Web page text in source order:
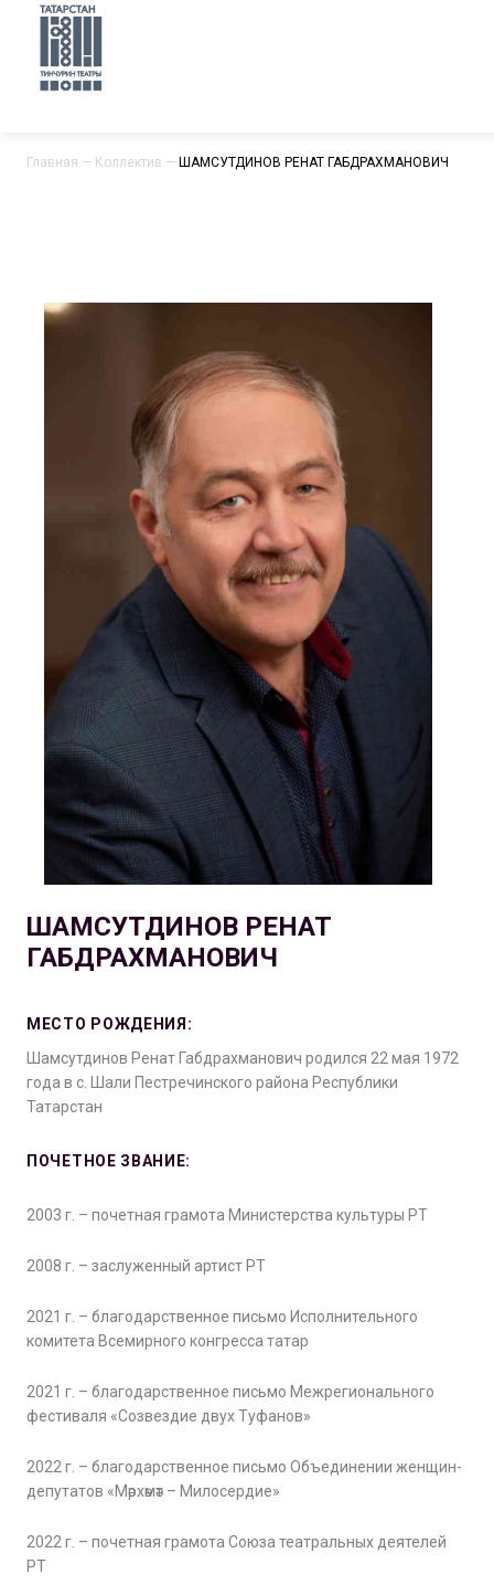
Главная — Коллектив — ШАМСУТДИНОВ РЕНАТ ГАБДРАХМАНОВИЧ
ШАМСУТДИНОВ РЕНАТ
ГАБДРАХМАНОВИЧ
МЕСТО РОЖДЕНИЯ:
Шамсутдинов Ренат Габдрахманович родился 22 мая 1972
года в с. Шали Пестречинского района Республики
Татарстан
ПОЧЕТНОЕ ЗВАНИЕ:
2003 г. – почетная грамота Министерства культуры РТ
2008 г. – заслуженный артист РТ
2021 г. – благодарственное письмо Исполнительного
комитета Всемирного конгресса татар
2021 г. – благодарственное письмо Межрегионального
фестиваля «Созвездие двух Туфанов»
2022 г. – благодарственное письмо Объединении женщин-
депутатов «Мәрхәмәт – Милосердие»
2022 г. – почетная грамота Союза театральных деятелей
РТ